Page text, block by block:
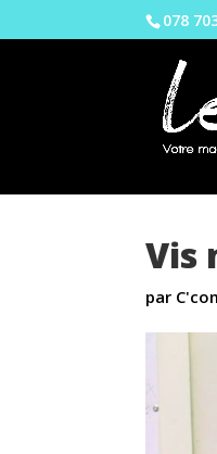
078
Vis
par